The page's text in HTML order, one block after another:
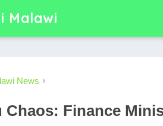
Malawi
News
Chaos: Finance